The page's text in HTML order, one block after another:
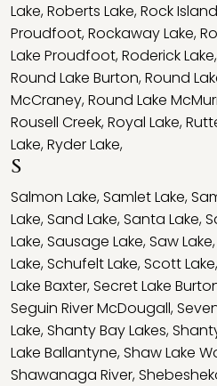
Lake,Roberts Lake,Rock
Proudfoot,Rockaway Lake,
Lake Proudfoot,Roderick Lake,
Round Lake Burton,Round
McCraney,Round Lake
Rousell Creek,Royal Lake,
Lake,Ryder Lake,
S
Salmon Lake,Samlet Lake,
Lake,Sand Lake,Santa Lake,
Lake,Sausage Lake,Saw Lake,
Lake,Schufelt Lake,Scott Lake,
Lake Baxter,Secret Lake
Seguin River McDougall,
Lake,Shanty Bay Lakes,
Lake Ballantyne,Shaw Lake
Shawanaga River,